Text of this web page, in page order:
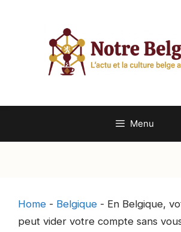
Menu
Home - Belgique - En Belgique,
peut vider votre compte sans